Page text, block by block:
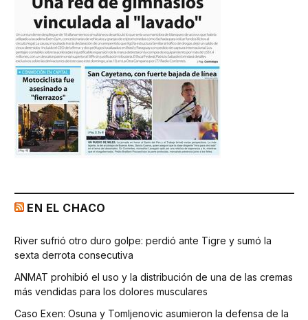
EN EL CHACO
River sufrió otro duro golpe: perdió ante Tigre y sumó la
sexta derrota consecutiva
ANMAT prohibió el uso y la distribución de una de las cremas
más vendidas para los dolores musculares
Caso Exen: Osuna y Tomljenovic asumieron la defensa de la